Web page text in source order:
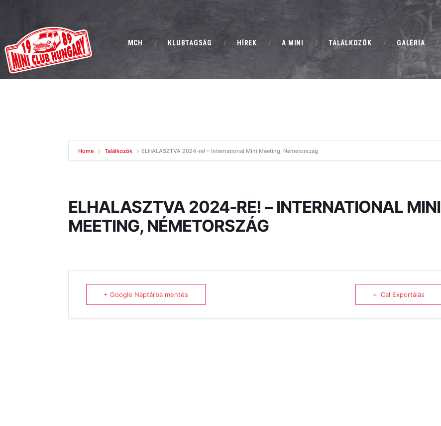
MCH KLUBTAGSÁG HÍREK A MINI TALÁLKOZÓK GALÉRIA
MINI CLUB HUNGARY
Magyarország Klasszikus Mini Clubja
KLUBTAGSÁG
HÍREK
GALÉRIA
KAPCSOLAT
Home Találkozók ELHALASZTVA 2024-re! – International Mini Meeting, Németország
ELHALASZTVA 2024-RE! – INTERNATIONAL MINI
MEETING, NÉMETORSZÁG
+ Google Naptárba mentés + iCal Exportálás